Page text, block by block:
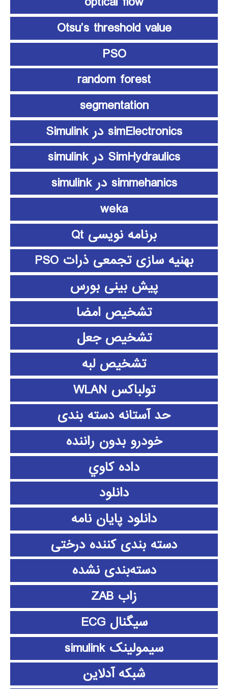
Otsu’s threshold value
PSO
random forest
segmentation
simElectronics در Simulink
SimHydraulics در simulink
simmehanics در simulink
weka
برنامه نویسی Qt
بهنیه سازی تجمعی ذرات PSO
پیش بینی بورس
تشخیص امضا
تشخیص جعل
تشخیص لبه
تولباکس WLAN
حد آستانه دسته بندی
خودرو بدون راننده
داده كاوي
دانلود
دانلود پايان نامه
دسته بندی کننده درختی
دسته‌بندی نشده
زاب ZAB
سیگنال ECG
سیمولینک simulink
شبکه آدلاین